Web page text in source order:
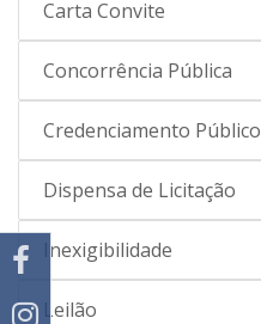
Carta Convite
Concorrência Pública
Credenciamento Público
Dispensa de Licitação
Inexigibilidade
Leilão